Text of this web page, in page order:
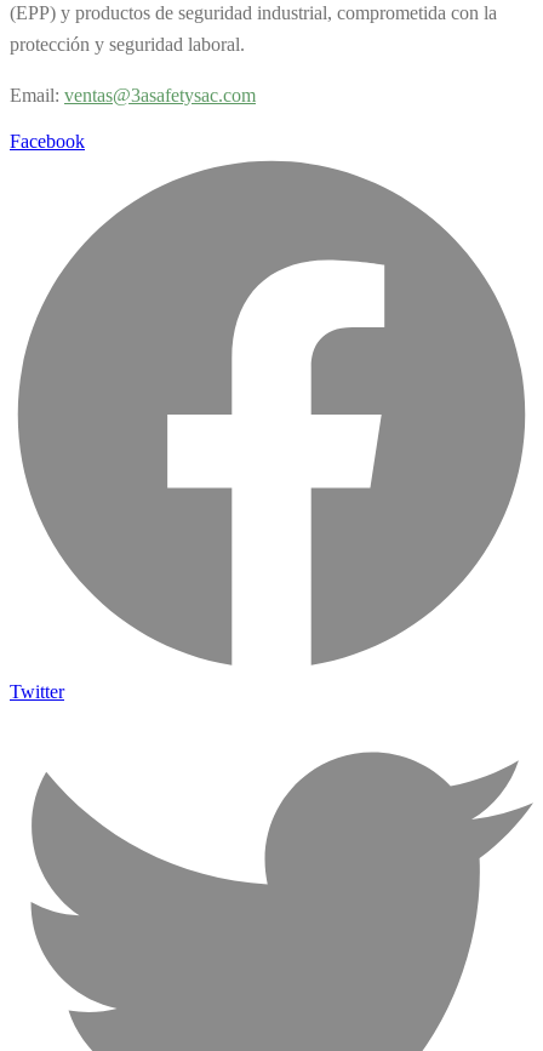
(EPP) y productos de seguridad industrial, comprometida con la
protección y seguridad laboral.
Email: ventas@3asafetysac.com
Facebook
Twitter